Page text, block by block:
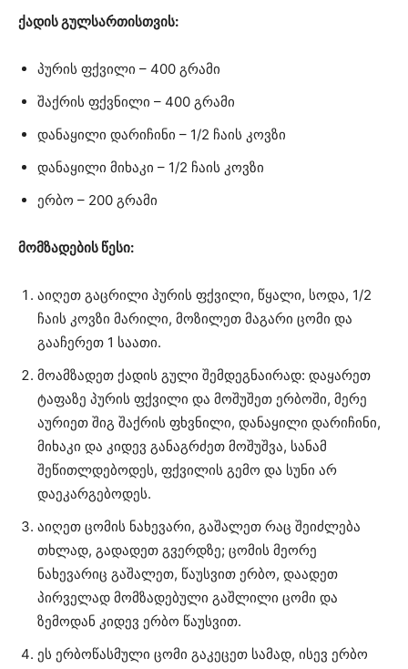
ქადის გულსართისთვის:
პურის ფქვილი – 400 გრამი
შაქრის ფქვნილი – 400 გრამი
დანაყილი დარიჩინი – 1/2 ჩაის კოვზი
დანაყილი მიხაკი – 1/2 ჩაის კოვზი
ერბო – 200 გრამი
მომზადების წესი:
აიღეთ გაცრილი პურის ფქვილი, წყალი, სოდა, 1/2
ჩაის კოვზი მარილი, მოზილეთ მაგარი ცომი და
გააჩერეთ 1 საათი.
მოამზადეთ ქადის გული შემდეგნაირად: დაყარეთ
ტაფაზე პურის ფქვილი და მოშუშეთ ერბოში, მერე
აურიეთ შიგ შაქრის ფხვნილი, დანაყილი დარიჩინი,
მიხაკი და კიდევ განაგრძეთ მოშუშვა, სანამ
შეწითლდებოდეს, ფქვილის გემო და სუნი არ
დაეკარგებოდეს.
აიღეთ ცომის ნახევარი, გაშალეთ რაც შეიძლება
თხლად, გადადეთ გვერდზე; ცომის მეორე
ნახევარიც გაშალეთ, წაუსვით ერბო, დაადეთ
პირველად მომზადებული გაშლილი ცომი და
ზემოდან კიდევ ერბო წაუსვით.
ეს ერბოწასმული ცომი გაკეცეთ სამად, ისევ ერბო